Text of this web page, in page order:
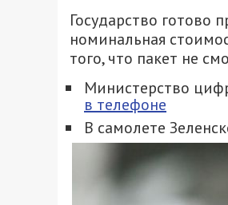
Государство готово
номинальная
того, что пакет не
Министерство
в телефоне
В самолете